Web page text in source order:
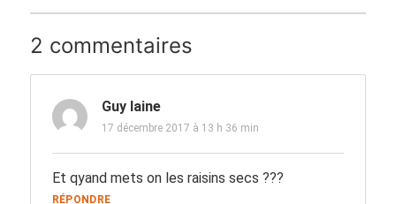
2 commentaires
Guy laine
17 décembre 2017 à 13 h 36 min
Et qyand mets on les raisins secs ???
RÉPONDRE